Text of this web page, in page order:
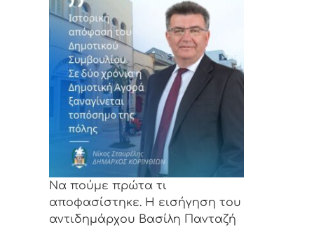
Να πούμε πρώτα τι
αποφασίστηκε. Η εισήγηση του
αντιδημάρχου Βασίλη Πανταζή